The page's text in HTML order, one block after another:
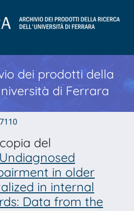
dei prodotti della
di Ferrara
del
Undiagnosed
in older
in internal
Data from the